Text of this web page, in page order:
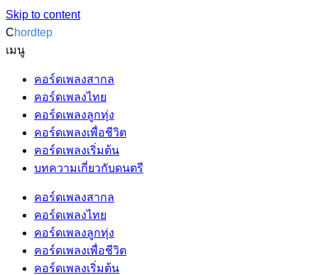
Skip to content
Chordtep
เมนู
คอร์ดเพลงสากล
คอร์ดเพลงไทย
คอร์ดเพลงลูกทุ่ง
คอร์ดเพลงเพื่อชีวิต
คอร์ดเพลงเริ่มต้น
บทความเกี่ยวกับดนตรี
คอร์ดเพลงสากล
คอร์ดเพลงไทย
คอร์ดเพลงลูกทุ่ง
คอร์ดเพลงเพื่อชีวิต
คอร์ดเพลงเริ่มต้น